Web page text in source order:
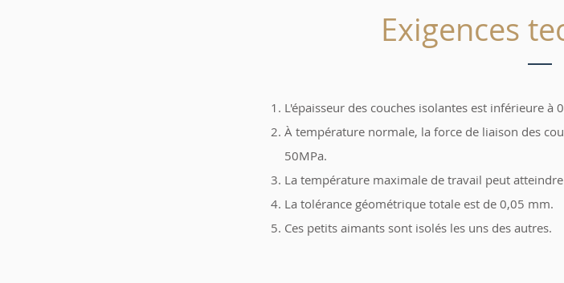
Exigences
L'épaisseur des couches isolantes est inférieure à
À température normale, la force de liaison des
50MPa.
La température maximale de travail peut atteindre
La tolérance géométrique totale est de 0,05 mm.
Ces petits aimants sont isolés les uns des autres.